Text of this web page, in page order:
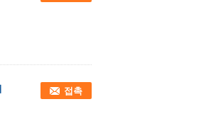
접촉